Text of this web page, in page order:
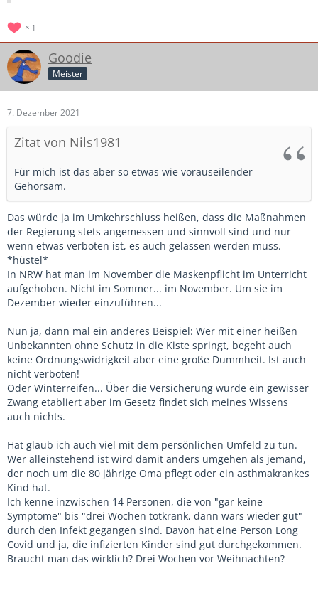
1
Goodie
Meister
7. Dezember 2021
Zitat von Nils1981
Für mich ist das aber so etwas wie vorauseilender
Gehorsam.
Das würde ja im Umkehrschluss heißen, dass die Maßnahmen
der Regierung stets angemessen und sinnvoll sind und nur
wenn etwas verboten ist, es auch gelassen werden muss.
*hüstel*
In NRW hat man im November die Maskenpflicht im Unterricht
aufgehoben. Nicht im Sommer... im November. Um sie im
Dezember wieder einzuführen...
Nun ja, dann mal ein anderes Beispiel: Wer mit einer heißen
Unbekannten ohne Schutz in die Kiste springt, begeht auch
keine Ordnungswidrigkeit aber eine große Dummheit. Ist auch
nicht verboten!
Oder Winterreifen... Über die Versicherung wurde ein gewisser
Zwang etabliert aber im Gesetz findet sich meines Wissens
auch nichts.
Hat glaub ich auch viel mit dem persönlichen Umfeld zu tun.
Wer alleinstehend ist wird damit anders umgehen als jemand,
der noch um die 80 jährige Oma pflegt oder ein asthmakrankes
Kind hat.
Ich kenne inzwischen 14 Personen, die von "gar keine
Symptome" bis "drei Wochen totkrank, dann wars wieder gut"
durch den Infekt gegangen sind. Davon hat eine Person Long
Covid und ja, die infizierten Kinder sind gut durchgekommen.
Braucht man das wirklich? Drei Wochen vor Weihnachten?